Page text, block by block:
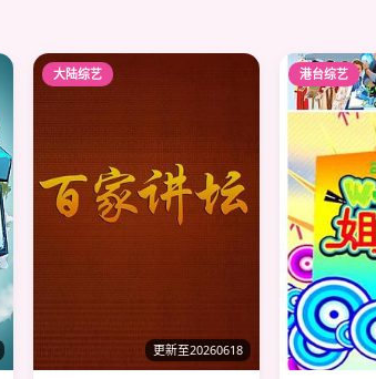
大陆综艺
更新至20260618
港台综艺